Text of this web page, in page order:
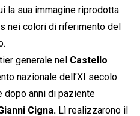
la sua immagine riprodotta
nei colori di riferimento del
generale nel Castello
nazionale dell’XI secolo
dopo anni di paziente
Cigna. Lì realizzarono il